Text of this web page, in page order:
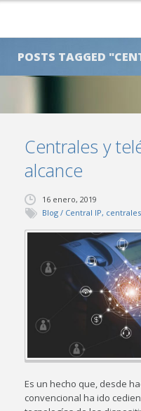
INICIO
SERVICIOS
KITS
CLIENTES
BLOG
CONTÁCTENOS
POSTS TAGGED
Centrales y
alcance
16 enero, 2019
Blog / Central IP,
Es un hecho que, desde
convencional ha ido